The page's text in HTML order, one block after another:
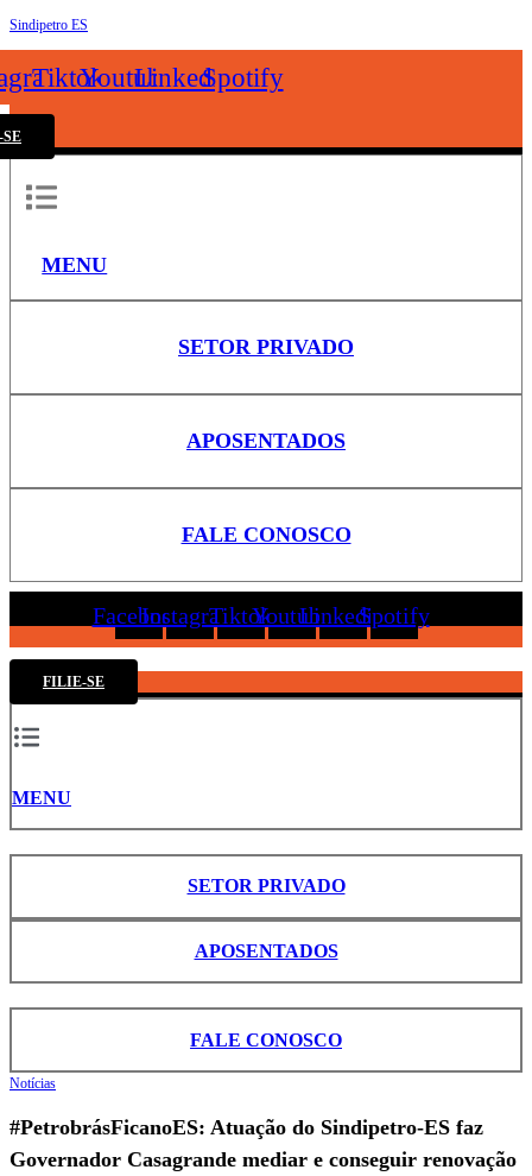
Sindipetro ES
TiktokYoutubeLinkedinSpotify
MENU
SETOR PRIVADO
APOSENTADOS
FALE CONOSCO
FacebookInstagramTiktokYoutubeLinkedinSpotify
FILIE-SE
MENU
SETOR PRIVADO
APOSENTADOS
FALE CONOSCO
Notícias
#PetrobrásFicanoES: Atuação do Sindipetro-ES faz
Governador Casagrande mediar e conseguir renovação